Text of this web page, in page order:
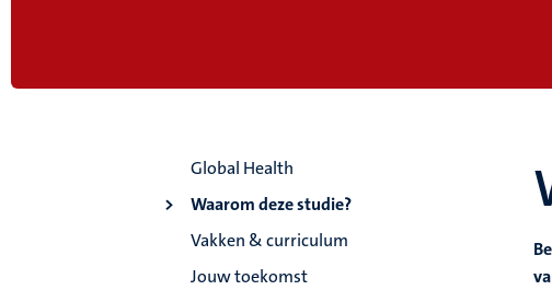
Global Health
Waarom deze studie?
Vakken & curriculum
Jouw toekomst